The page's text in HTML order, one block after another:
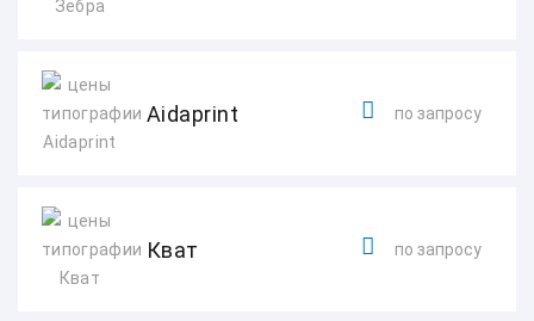
Aidaprint по запросу
Кват по запросу